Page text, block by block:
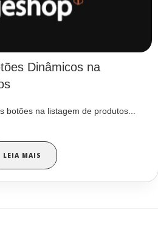
Dinâmicos na
botões na listagem de produtos...
LEIA MAIS